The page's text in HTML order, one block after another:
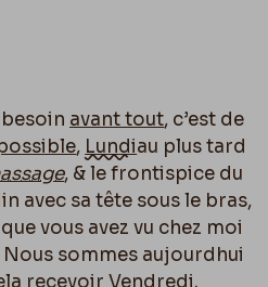
besoin avant tout, c’est de
, Lundiau plus tard
, & le frontispice du
avec sa tête sous le bras,
vous avez vu chez moi
sommes aujourdhui
recevoirVendredi.